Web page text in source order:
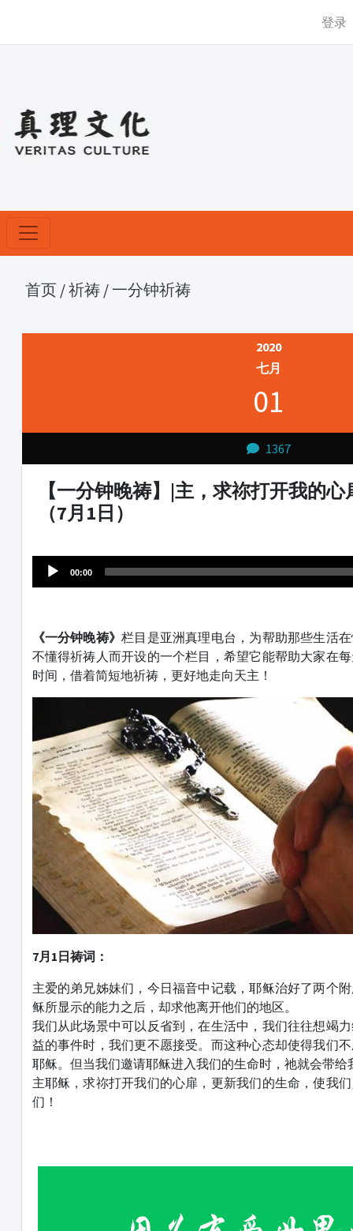
登录
首页 /祈祷 / 一分钟祈祷
2020
七月
01
1367
【一分钟晚祷】|主，求祢打开我的
（7月1日）
Player
00:00
《一分钟晚祷》栏目是亚洲真理电台，为帮助那些生活
不懂得祈祷人而开设的一个栏目，希望它能帮助大家在
时间 ，借着简短地祈祷，更好地走向天主！
7月1日祷词：
主爱的弟兄姊妹们，今日福音中记载，耶稣治好了两个
稣所显示的能力之后，却求他离开他们的地区。
我们从此场景中可以反省到，在生活中，我们往往想竭
益的事件时，我们更不愿接受。而这种心态却使得我们
耶稣。但当我们邀请耶稣进入我们的生命时，祂就会带给
主耶稣，求祢打开我们的心扉，更新我们的生命，使我
们！